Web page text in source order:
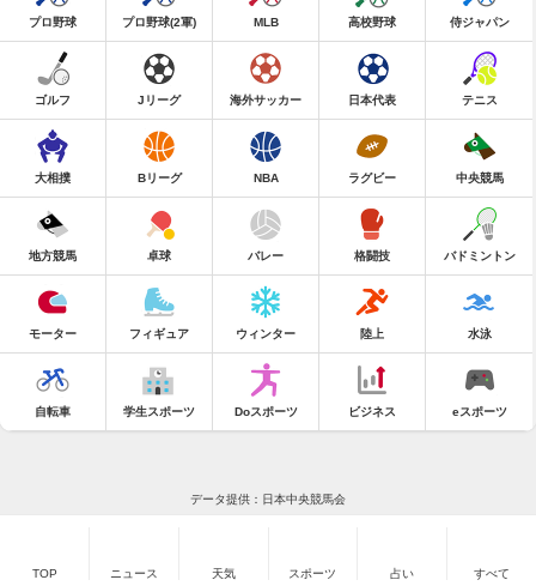
プロ野球 プロ野球(2軍) MLB 高校野球 侍ジャパン
ゴルフ Jリーグ 海外サッカー 日本代表 テニス
大相撲 Bリーグ NBA ラグビー 中央競馬
地方競馬 卓球 バレー 格闘技 バドミントン
モーター フィギュア ウィンター 陸上 水泳
自転車 学生スポーツ Doスポーツ ビジネス eスポーツ
データ提供：日本中央競馬会
TOP ニュース 天気 スポーツ 占い すべて